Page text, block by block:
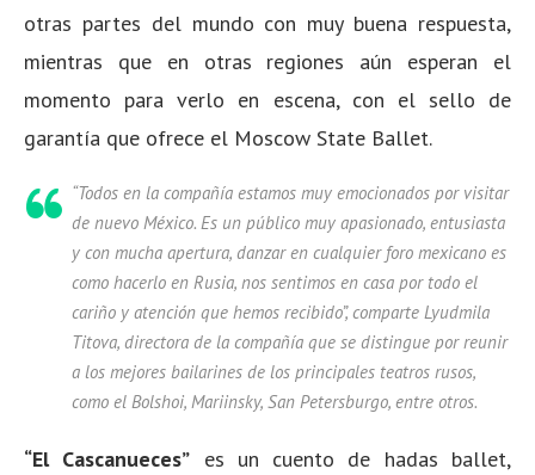
otras partes del mundo con muy buena respuesta,
mientras que en otras regiones aún esperan el
momento para verlo en escena, con el sello de
garantía que ofrece el Moscow State Ballet.
“Todos en la compañía estamos muy emocionados por visitar
de nuevo México. Es un público muy apasionado, entusiasta
y con mucha apertura, danzar en cualquier foro mexicano es
como hacerlo en Rusia, nos sentimos en casa por todo el
cariño y atención que hemos recibido”, comparte Lyudmila
Titova, directora de la compañía que se distingue por reunir
a los mejores bailarines de los principales teatros rusos,
como el Bolshoi, Mariinsky, San Petersburgo, entre otros.
“El Cascanueces” es un cuento de hadas ballet,